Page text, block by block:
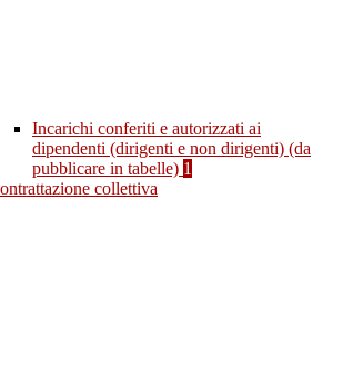
Incarichi conferiti e autorizzati ai
dipendenti (dirigenti e non dirigenti) (da
pubblicare in tabelle) 1
collettiva